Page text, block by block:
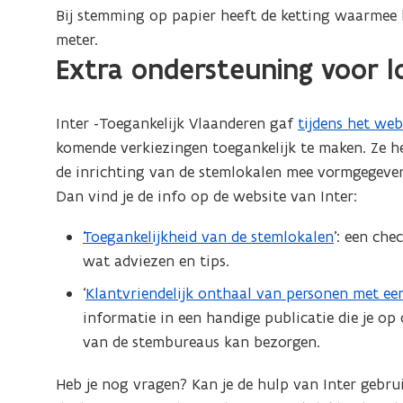
Bij stemming op papier heeft de ketting
meter.
Extra ondersteuning voor
Inter -Toegankelijk Vlaanderen gaf tijdens het
(
o
p
e
t
n
n
i
u
komende verkiezingen toegankelijk te maken. Ze
de inrichting van de stemlokalen mee
Dan vind je de info op de website van Inter:
Toegankelijkheid van de stemlokalen’: een
wat adviezen en tips.
‘Klantvriendelijk onthaal van personen met
informatie in een handige publicatie die je op
van de stembureaus kan bezorgen.
Heb je nog vragen? Kan je de hulp van Inter